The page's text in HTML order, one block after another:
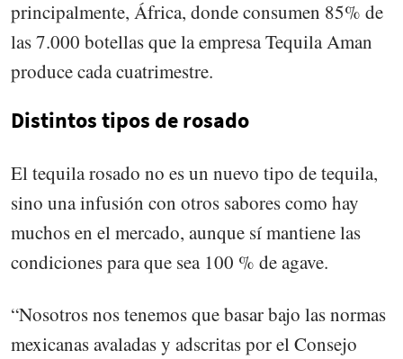
principalmente, África, donde consumen 85% de
las 7.000 botellas que la empresa Tequila Aman
produce cada cuatrimestre.
Distintos tipos de rosado
El tequila rosado no es un nuevo tipo de tequila,
sino una infusión con otros sabores como hay
muchos en el mercado, aunque sí mantiene las
condiciones para que sea 100 % de agave.
“Nosotros nos tenemos que basar bajo las normas
mexicanas avaladas y adscritas por el Consejo